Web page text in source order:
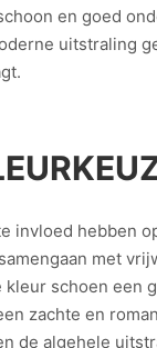
en goed
uitstraling
invloed hebben
met
schoen
zachte en
de algehele